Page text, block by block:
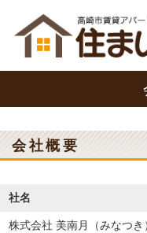
会社概要
社名
株式会社 美南月（みなつき